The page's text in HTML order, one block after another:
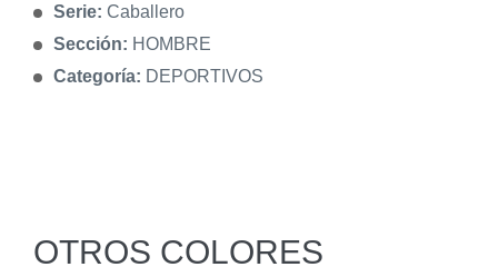
Serie: Caballero
Sección: HOMBRE
Categoría: DEPORTIVOS
OTROS COLORES